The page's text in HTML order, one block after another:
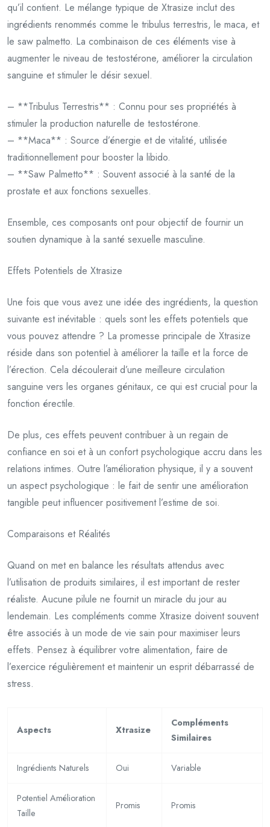
qu’il contient. Le mélange typique de Xtrasize inclut des
ingrédients renommés comme le tribulus terrestris, le maca, et
le saw palmetto. La combinaison de ces éléments vise à
augmenter le niveau de testostérone, améliorer la circulation
sanguine et stimuler le désir sexuel.
– **Tribulus Terrestris** : Connu pour ses propriétés à
stimuler la production naturelle de testostérone.
– **Maca** : Source d’énergie et de vitalité, utilisée
traditionnellement pour booster la libido.
– **Saw Palmetto** : Souvent associé à la santé de la
prostate et aux fonctions sexuelles.
Ensemble, ces composants ont pour objectif de fournir un
soutien dynamique à la santé sexuelle masculine.
Effets Potentiels de Xtrasize
Une fois que vous avez une idée des ingrédients, la question
suivante est inévitable : quels sont les effets potentiels que
vous pouvez attendre ? La promesse principale de Xtrasize
réside dans son potentiel à améliorer la taille et la force de
l’érection. Cela découlerait d’une meilleure circulation
sanguine vers les organes génitaux, ce qui est crucial pour la
fonction érectile.
De plus, ces effets peuvent contribuer à un regain de
confiance en soi et à un confort psychologique accru dans les
relations intimes. Outre l’amélioration physique, il y a souvent
un aspect psychologique : le fait de sentir une amélioration
tangible peut influencer positivement l’estime de soi.
Comparaisons et Réalités
Quand on met en balance les résultats attendus avec
l’utilisation de produits similaires, il est important de rester
réaliste. Aucune pilule ne fournit un miracle du jour au
lendemain. Les compléments comme Xtrasize doivent souvent
être associés à un mode de vie sain pour maximiser leurs
effets. Pensez à équilibrer votre alimentation, faire de
l’exercice régulièrement et maintenir un esprit débarrassé de
stress.
Aspects Xtrasize
Compléments
Similaires
Ingrédients Naturels Oui Variable
Potentiel Amélioration
Taille
Promis Promis